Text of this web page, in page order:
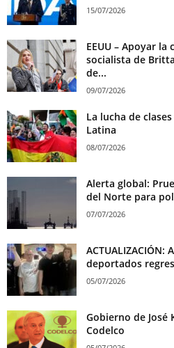
15/07/2026
EEUU – Apoyar
socialista de
de...
09/07/2026
La lucha de
Latina
08/07/2026
Alerta global:
del Norte para
07/07/2026
deportados
05/07/2026
Gobierno de
Codelco